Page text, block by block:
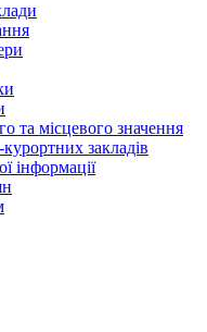
та місцевого значення
закладів
інформації